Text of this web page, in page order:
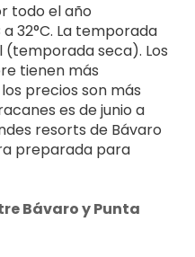
todo el año
32°C. La temporada
seca). Los
tienen más
precios son más
es de junio a
resorts de Bávaro
preparada para
Bávaro y Punta